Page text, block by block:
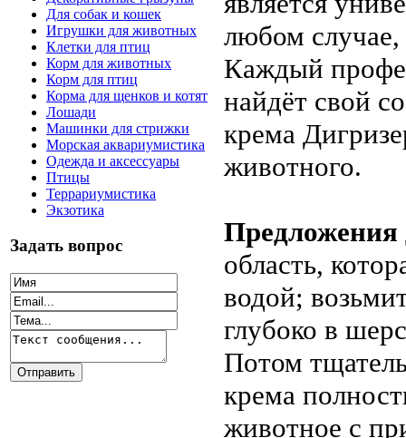
Для собак и кошек
Игрушки для животных
Клетки для птиц
Корм для животных
Корм для птиц
Корма для щенков и котят
Лошади
Машинки для стрижки
Морская аквариумистика
Одежда и аксессуары
Птицы
Террариумистика
Экзотика
Задать вопрос
любом
Каждый
найдёт свой
крема
животного.
Предложения
область,
водой;
глубоко в
Потом
крема
животное с